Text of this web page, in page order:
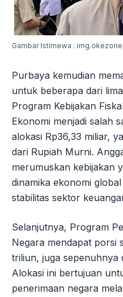
Gambar Istimewa :
Purbaya kemudian
untuk beberapa dari
Program Kebijakan
Ekonomi menjadi salah
alokasi Rp36,33 miliar,
dari Rupiah Murni.
merumuskan kebijakan
dinamika ekonomi
stabilitas sektor
Selanjutnya, Program
Negara mendapat porsi
triliun, juga sepenuhnya
Alokasi ini bertujuan
penerimaan negara